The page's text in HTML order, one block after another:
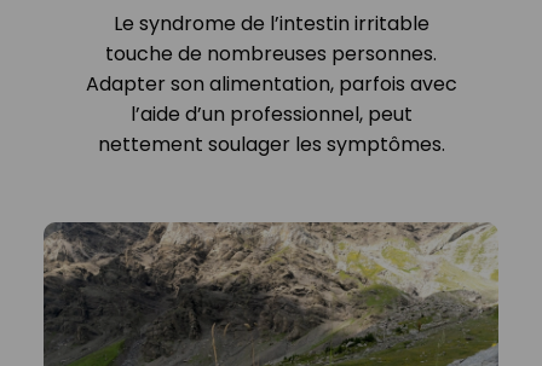
Le syndrome de l’intestin irritable
touche de nombreuses personnes.
Adapter son alimentation, parfois avec
l’aide d’un professionnel, peut
nettement soulager les symptômes.